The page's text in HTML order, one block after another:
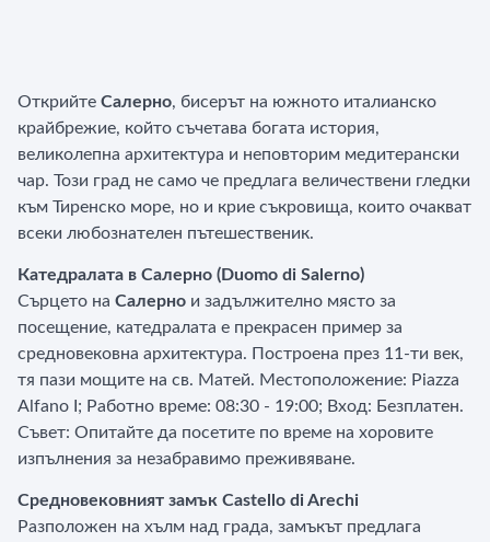
Открийте Салерно, бисерът на южното италианско
крайбрежие, който съчетава богата история,
великолепна архитектура и неповторим медитерански
чар. Този град не само че предлага величествени гледки
към Тиренско море, но и крие съкровища, които очакват
всеки любознателен пътешественик.
Катедралата в Салерно (Duomo di Salerno)
Сърцето на Салерно и задължително място за
посещение, катедралата е прекрасен пример за
средновековна архитектура. Построена през 11-ти век,
тя пази мощите на св. Матей. Местоположение: Piazza
Alfano I; Работно време: 08:30 - 19:00; Вход: Безплатен.
Съвет: Опитайте да посетите по време на хоровите
изпълнения за незабравимо преживяване.
Средновековният замък Castello di Arechi
Разположен на хълм над града, замъкът предлага